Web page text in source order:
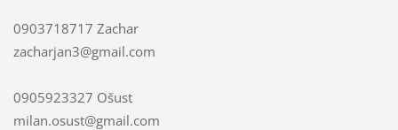
0903718717 Zachar
zacharjan3@gmail.com
0905923327 Ošust
milan.osust@gmail.com